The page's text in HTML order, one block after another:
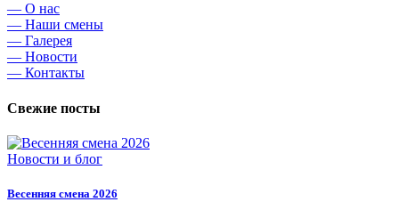
— О нас
— Наши смены
— Галерея
— Новости
— Контакты
Свежие посты
Новости и блог
Весенняя смена 2026